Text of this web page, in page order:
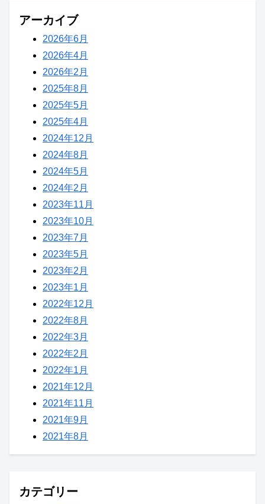
アーカイブ
2026年6月
2026年4月
2026年2月
2025年8月
2025年5月
2025年4月
2024年12月
2024年8月
2024年5月
2024年2月
2023年11月
2023年10月
2023年7月
2023年5月
2023年2月
2023年1月
2022年12月
2022年8月
2022年3月
2022年2月
2022年1月
2021年12月
2021年11月
2021年9月
2021年8月
カテゴリー